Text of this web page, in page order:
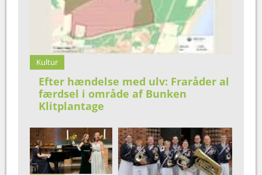
Kultur
Efter hændelse med ulv: Fraråder al
færdsel i område af Bunken
Klitplantage